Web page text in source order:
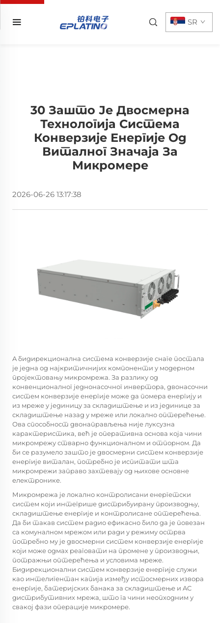
SR
30 Зашто Је Двосмерна
Технологија Система
Конверзије Енергије Од
Виталног Значаја За
Микромере
2026-06-26 13:17:38
Aбидирекционална система конверзије снаге постала
је једна од најкритичнијих компоненти у модерном
пројектовању микромрежа. За разлику од
конвенционалног једнонасочног инвертора, двонасочни
систем конверзије енергије може да помера енергију и
из мреже у јединицу за складиштење и из јединице за
складиштење назад у мреже или локално оптерећење.
Ова способност двонаправљења није луксузна
карактеристика, већ је оперативна основа која чини
микромрежу стварно функционалном и отпорном. Да
би се разумело зашто је двосмерни систем конверзије
енергије виталан, потребно је испитати шта
микромрежи заправо захтевају од њихове основне
електронике.
Микромрежа је локално контролисани енергетски
систем који интегрише дистрибуирану производњу,
складиштење енергије и контролисане оптерећења.
Да би такав систем радио ефикасно било да је повезан
са комуналном мрежом или ради у режиму острва
потребно му је двосмерни систем конверзије енергије
који може одмах реаговати на промене у производњи,
потражњи оптерећења и условима мреже.
Бидирекционални систем конверзије енергије служи
као интелигентан капија између истосмерних извора
енергије, батеријских банака за складиштење и AC
дистрибутивних мрежа, што га чини неопходним у
свакој фази операције микромере.